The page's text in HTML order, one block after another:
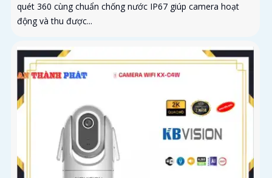
quét 360 cùng chuẩn chống nước IP67 giúp camera hoạt
động và thu được...